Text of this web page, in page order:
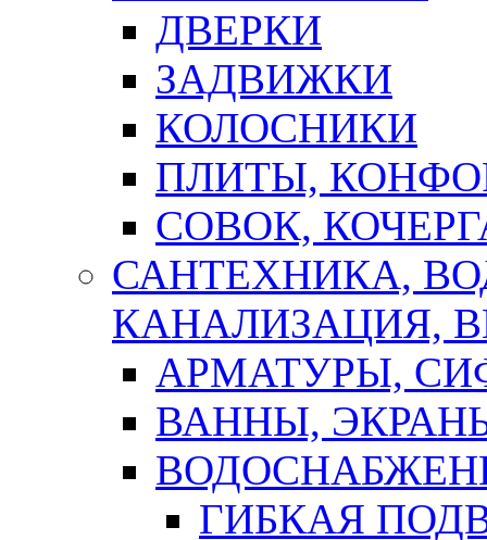
ДВЕРКИ
ЗАДВИЖКИ
КОЛОСНИКИ
ПЛИТЫ,
СОВОК,
САНТЕХНИКА,
КАНАЛИЗАЦИЯ,
АРМАТУРЫ,
ВАННЫ,
ГИБКАЯ